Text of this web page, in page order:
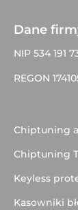
Dane
NIP 534 191
REGON
Chiptuning
Chiptuning
Keyless
Kasowniki